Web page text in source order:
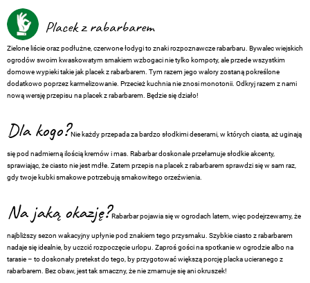
Placek z rabarbarem
Zielone liście oraz podłużne, czerwone łodygi to znaki rozpoznawcze rabarbaru. Bywalec wiejskich
ogrodów swoim kwaskowatym smakiem wzbogaci nie tylko kompoty, ale przede wszystkim
domowe wypieki takie jak placek z rabarbarem. Tym razem jego walory zostaną pokreślone
dodatkowo poprzez karmelizowanie. Przecież kuchnia nie znosi monotonii. Odkryj razem z nami
nową wersję przepisu na placek z rabarbarem. Będzie się działo!
Dla kogo? Nie każdy przepada za bardzo słodkimi deserami, w których ciasta, aż uginają
się pod nadmierną ilością kremów i mas. Rabarbar doskonale przełamuje słodkie akcenty,
sprawiając, że ciasto nie jest mdłe. Zatem przepis na placek z rabarbarem sprawdzi się w sam raz,
gdy twoje kubki smakowe potrzebują smakowitego orzeźwienia.
Na jaką okazję? Rabarbar pojawia się w ogrodach latem, więc podejrzewamy, że
najbliższy sezon wakacyjny upłynie pod znakiem tego przysmaku. Szybkie ciasto z rabarbarem
nadaje się idealnie, by uczcić rozpoczęcie urlopu. Zaproś gości na spotkanie w ogrodzie albo na
tarasie – to doskonały pretekst do tego, by przygotować większą porcję placka ucieranego z
rabarbarem. Bez obaw, jest tak smaczny, że nie zmarnuje się ani okruszek!